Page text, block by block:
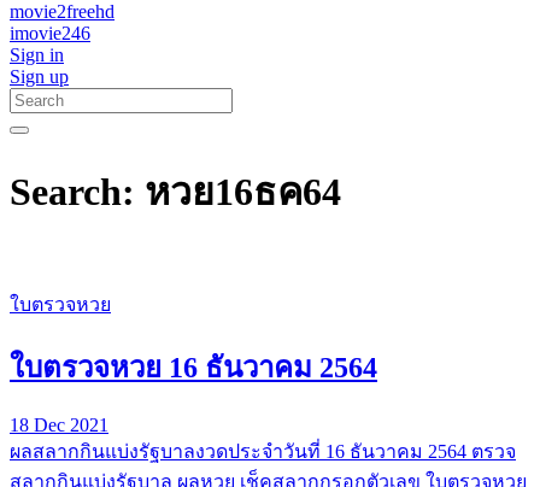
movie2freehd
imovie246
Sign in
Sign up
Search: หวย16ธค64
ใบตรวจหวย
ใบตรวจหวย 16 ธันวาคม 2564
18 Dec 2021
ผลสลากกินแบ่งรัฐบาลงวดประจำวันที่ 16 ธันวาคม 2564 ตรวจ
สลากกินแบ่งรัฐบาล ผลหวย เช็คสลากกรอกตัวเลข ใบตรวจหวย